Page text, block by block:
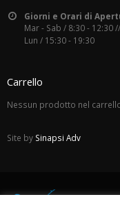
Giorni e Orari di
Mar - Sab / 8:30 - 12:30
Lun / 15:30 - 19:30
Carrello
Nessun prodotto nel
Site by Sinapsi Adv